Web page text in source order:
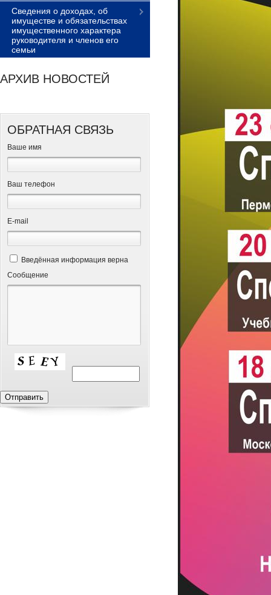
Сведения о доходах, об
имуществе и обязательствах
имущественного характера
руководителя и членов его
семьи
АРХИВ НОВОСТЕЙ
ОБРАТНАЯ СВЯЗЬ
Ваше имя
Ваш телефон
Е-mail
Введённая информация верна
Сообщение